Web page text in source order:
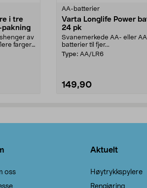
i tre
pakning
av
farger.
AA-batterier
Varta Longlife Power
24 pk
Svanemerkede AA- eller
batterier til fjer...
Type: AA/LR6
149,90
oss
Aktuelt
Høytrykkspylere
Rengjøring